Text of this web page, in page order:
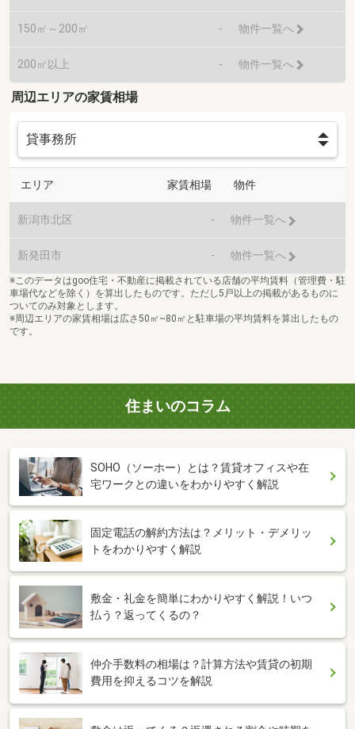
150㎡～200㎡ - 物件一覧へ
200㎡以上 - 物件一覧へ
周辺エリアの家賃相場
エリア 家賃相場 物件
新潟市北区 - 物件一覧へ
新発田市 - 物件一覧へ
※このデータはgoo住宅・不動産に掲載されている店舗の平均賃料（管理費・駐
車場代などを除く）を算出したものです。ただし5戸以上の掲載があるものに
ついてのみ対象とします。
※周辺エリアの家賃相場は広さ50㎡~80㎡と駐車場の平均賃料を算出したもの
です。
住まいのコラム
SOHO（ソーホー）とは？賃貸オフィスや在
宅ワークとの違いをわかりやすく解説
固定電話の解約方法は？メリット・デメリッ
トをわかりやすく解説
敷金・礼金を簡単にわかりやすく解説！いつ
払う？返ってくるの？
仲介手数料の相場は？計算方法や賃貸の初期
費用を抑えるコツを解説